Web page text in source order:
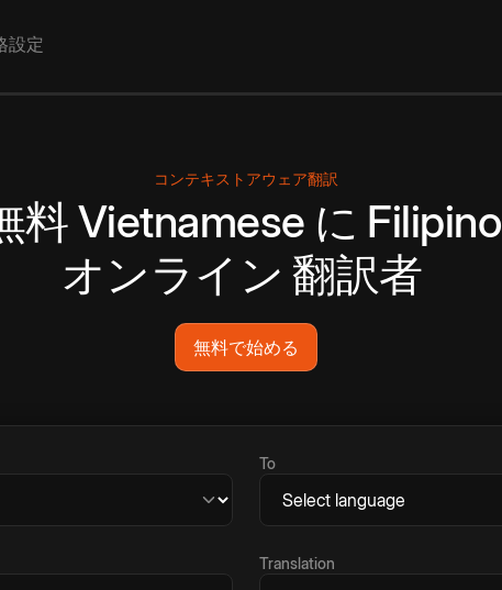
設定
コンテキストアウェア翻訳
料Vietnamese に Filipino
オンライン 翻訳者
無料で始める
To
Translation